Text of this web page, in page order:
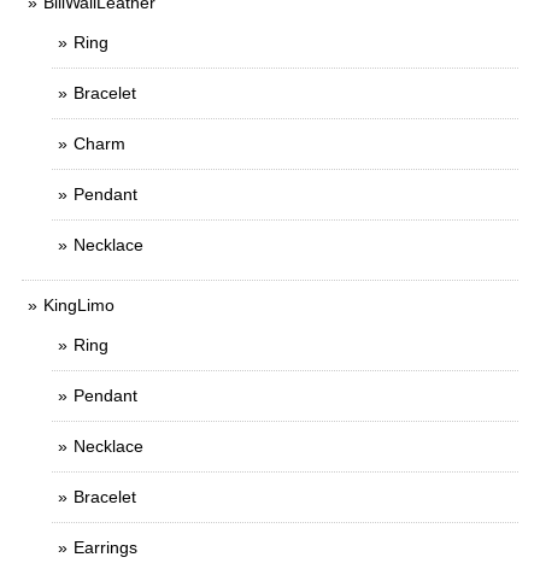
Ring
Bracelet
Charm
Pendant
Necklace
KingLimo
Ring
Pendant
Necklace
Bracelet
Earrings